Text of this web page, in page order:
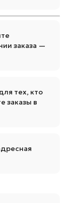
заказа —
тех, кто
заказы в